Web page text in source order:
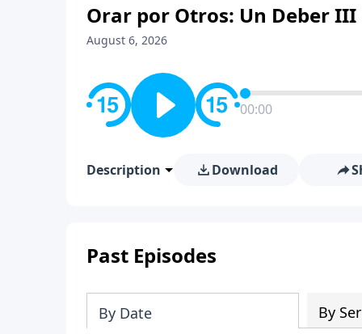
Orar por Otros: Un Deber III
August 6, 2026
00:00
Description Download
Past Episodes
By Date By